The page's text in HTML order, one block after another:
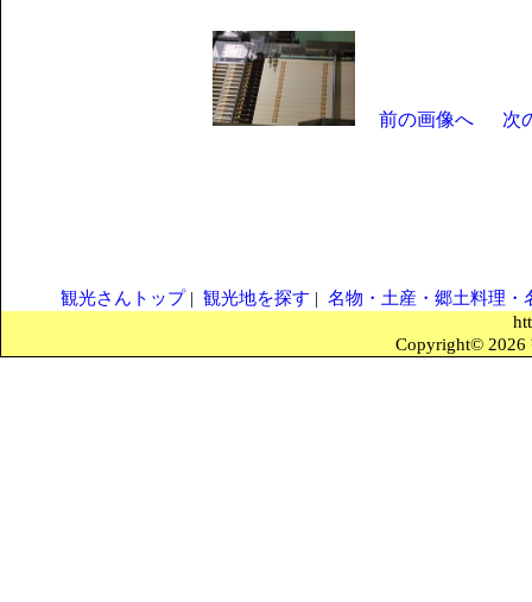
前の画像へ 次
観光さんトップ| 観光地を探す | 名物・土産・郷土料理・
Copyright© 2026